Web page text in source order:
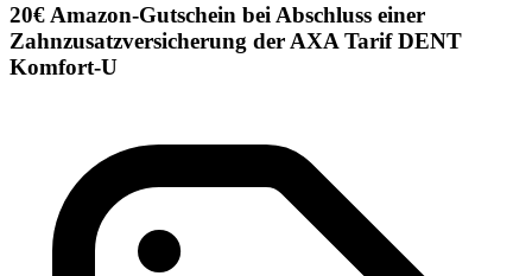
20€ Amazon-Gutschein bei Abschluss einer
Zahnzusatzversicherung der AXA Tarif DENT
Komfort-U